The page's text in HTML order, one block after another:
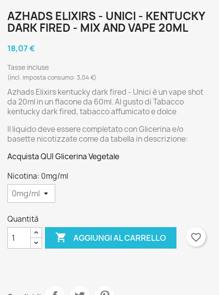
AZHADS ELIXIRS - UNICI - KENTUCKY
DARK FIRED - MIX AND VAPE 20ML
18,07 €
Tasse incluse
(incl. imposta consumo: 3,04 €)
Azhads Elixirs kentucky dark fired - Unici è un vape shot
da 20ml in un flacone da 60ml. Al gusto di Tabacco
kentucky dark fired, tabacco affumicato e dolce
Il liquido deve essere completato con Glicerina e/o
basette nicotizzate come da tabella in descrizione:
Acquista QUI Glicerina Vegetale
Nicotina: 0mg/ml
Quantità
 AGGIUNGI AL CARRELLO favorite_border